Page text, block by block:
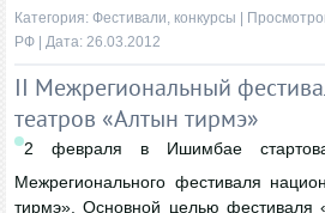
Категория: Фестивали, конкурсы |
РФ | Дата: 26.03.2012
II Межрегиональный
театров «Алтын тирмэ»
2 февраля в Ишимбае
Межрегионального фестиваля
тирмэ». Основной целью фестиваля